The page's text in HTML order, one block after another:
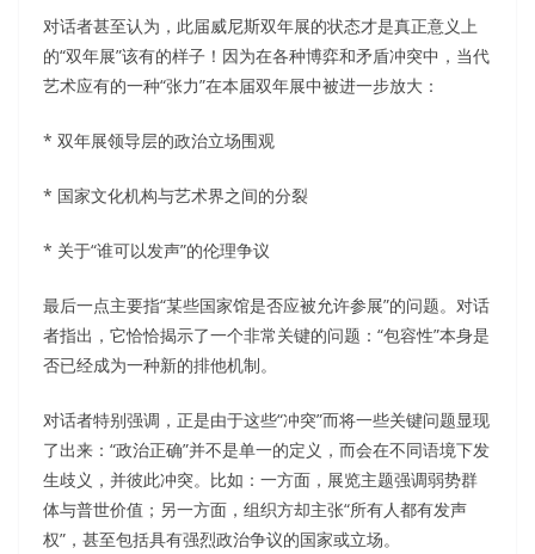
对话者甚至认为，此届威尼斯双年展的状态才是真正意义上
的“双年展”该有的样子！因为在各种博弈和矛盾冲突中，当代
艺术应有的一种“张力”在本届双年展中被进一步放大：
* 双年展领导层的政治立场围观
* 国家文化机构与艺术界之间的分裂
* 关于“谁可以发声”的伦理争议
最后一点主要指“某些国家馆是否应被允许参展”的问题。对话
者指出，它恰恰揭示了一个非常关键的问题：“包容性”本身是
否已经成为一种新的排他机制。
对话者特别强调，正是由于这些“冲突”而将一些关键问题显现
了出来：“政治正确”并不是单一的定义，而会在不同语境下发
生歧义，并彼此冲突。比如：一方面，展览主题强调弱势群
体与普世价值；另一方面，组织方却主张“所有人都有发声
权”，甚至包括具有强烈政治争议的国家或立场。